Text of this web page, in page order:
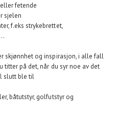
fetende
sjelen
f.eks strykebrettet,
skjønnhet og inspirasjon, i alle fall
titter på det, når du syr noe av det
slutt ble til
båtutstyr, golfutstyr og